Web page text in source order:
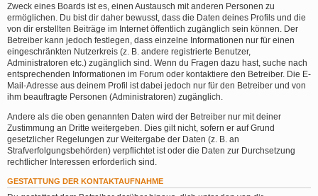
Zweck eines Boards ist es, einen Austausch mit anderen Personen zu
ermöglichen. Du bist dir daher bewusst, dass die Daten deines Profils und die
von dir erstellten Beiträge im Internet öffentlich zugänglich sein können. Der
Betreiber kann jedoch festlegen, dass einzelne Informationen nur für einen
eingeschränkten Nutzerkreis (z. B. andere registrierte Benutzer,
Administratoren etc.) zugänglich sind. Wenn du Fragen dazu hast, suche nach
entsprechenden Informationen im Forum oder kontaktiere den Betreiber. Die E-
Mail-Adresse aus deinem Profil ist dabei jedoch nur für den Betreiber und von
ihm beauftragte Personen (Administratoren) zugänglich.
Andere als die oben genannten Daten wird der Betreiber nur mit deiner
Zustimmung an Dritte weitergeben. Dies gilt nicht, sofern er auf Grund
gesetzlicher Regelungen zur Weitergabe der Daten (z. B. an
Strafverfolgungsbehörden) verpflichtet ist oder die Daten zur Durchsetzung
rechtlicher Interessen erforderlich sind.
GESTATTUNG DER KONTAKTAUFNAHME